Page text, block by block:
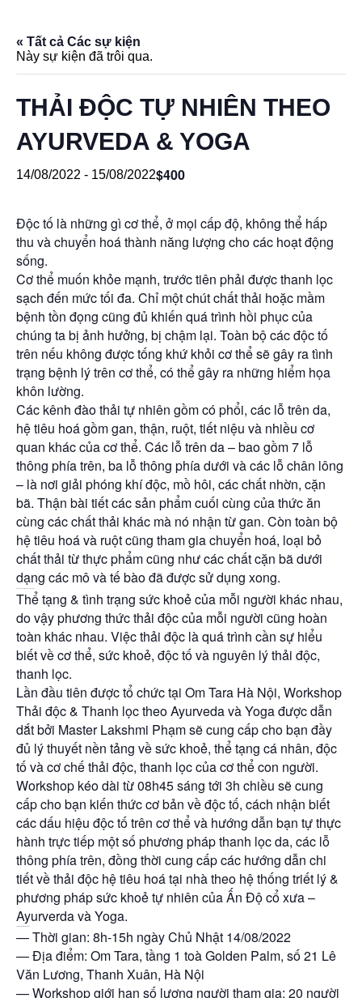
« Tất cả Các sự kiện
Này sự kiện đã trôi qua.
THẢI ĐỘC TỰ NHIÊN THEO
AYURVEDA & YOGA
14/08/2022 - 15/08/2022$400
Độc tố là những gì cơ thể, ở mọi cấp độ, không thể hấp
thu và chuyển hoá thành năng lượng cho các hoạt động
sống.
Cơ thể muốn khỏe mạnh, trước tiên phải được thanh lọc
sạch đến mức tối đa. Chỉ một chút chất thải hoặc mầm
bệnh tồn đọng cũng đủ khiến quá trình hồi phục của
chúng ta bị ảnh hưởng, bị chậm lại. Toàn bộ các độc tố
trên nếu không được tống khứ khỏi cơ thể sẽ gây ra tình
trạng bệnh lý trên cơ thể, có thể gây ra những hiểm họa
khôn lường.
Các kênh đào thải tự nhiên gồm có phổi, các lỗ trên da,
hệ tiêu hoá gồm gan, thận, ruột, tiết niệu và nhiều cơ
quan khác của cơ thể. Các lỗ trên da – bao gồm 7 lỗ
thông phía trên, ba lỗ thông phía dưới và các lỗ chân lông
– là nơi giải phóng khí độc, mồ hôi, các chất nhờn, cặn
bã. Thận bài tiết các sản phẩm cuối cùng của thức ăn
cùng các chất thải khác mà nó nhận từ gan. Còn toàn bộ
hệ tiêu hoá và ruột cũng tham gia chuyển hoá, loại bỏ
chất thải từ thực phẩm cũng như các chất cặn bã dưới
dạng các mô và tế bào đã được sử dụng xong.
Thể tạng & tình trạng sức khoẻ của mỗi người khác nhau,
do vậy phương thức thải độc của mỗi người cũng hoàn
toàn khác nhau. Việc thải độc là quá trình cần sự hiểu
biết về cơ thể, sức khoẻ, độc tố và nguyên lý thải độc,
thanh lọc.
Lần đầu tiên được tổ chức tại Om Tara Hà Nội, Workshop
Thải độc & Thanh lọc theo Ayurveda và Yoga được dẫn
dắt bởi Master Lakshmi Phạm sẽ cung cấp cho bạn đầy
đủ lý thuyết nền tảng về sức khoẻ, thể tạng cá nhân, độc
tố và cơ chế thải độc, thanh lọc của cơ thể con người.
Workshop kéo dài từ 08h45 sáng tới 3h chiều sẽ cung
cấp cho bạn kiến thức cơ bản về độc tố, cách nhận biết
các dấu hiệu độc tố trên cơ thể và hướng dẫn bạn tự thực
hành trực tiếp một số phương pháp thanh lọc da, các lỗ
thông phía trên, đồng thời cung cấp các hướng dẫn chi
tiết về thải độc hệ tiêu hoá tại nhà theo hệ thống triết lý &
phương pháp sức khoẻ tự nhiên của Ấn Độ cổ xưa –
Ayurverda và Yoga.
— Thời gian: 8h-15h ngày Chủ Nhật 14/08/2022
— Địa điểm: Om Tara, tầng 1 toà Golden Palm, số 21 Lê
Văn Lương, Thanh Xuân, Hà Nội
— Workshop giới hạn số lượng người tham gia: 20 người